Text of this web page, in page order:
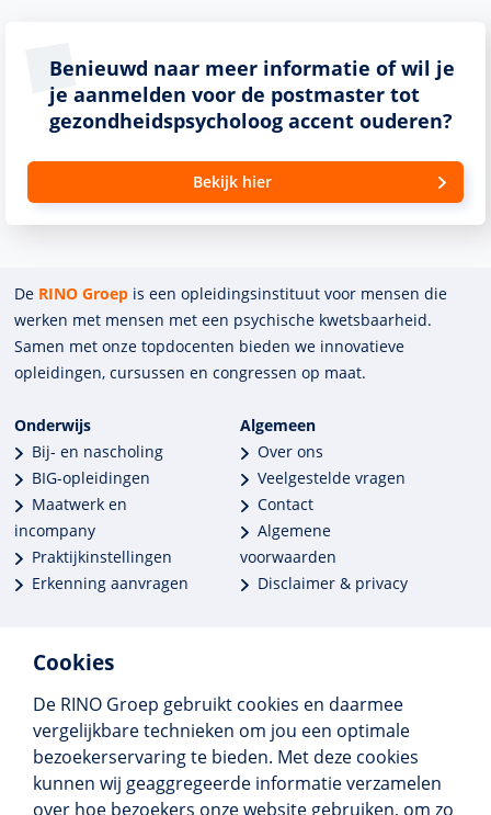
Cookies
De RINO Groep gebruikt cookies en daarmee
vergelijkbare technieken om jou een optimale
bezoekerservaring te bieden. Met deze cookies
kunnen wij geaggregeerde informatie verzamelen
over hoe bezoekers onze website gebruiken, om zo
Benieuwd naar meer informatie of wil je
je aanmelden voor de postmaster tot
gezondheidspsycholoog accent ouderen?
Bekijk hier
De RINO Groep is een opleidings­insti­tuut voor mensen die
werken met mensen met een psychische kwets­baar­heid.
Samen met onze top­docenten bieden we innova­tieve
opleidingen, cursussen en congres­sen op maat.
Onderwijs
Bij- en nascholing
BIG-opleidingen
Maatwerk en
incompany
Praktijkinstellingen
Erkenning aanvragen
Algemeen
Over ons
Veelgestelde vragen
Contact
Algemene
voorwaarden
Disclaimer & privacy
Meer dan 250 opleidingen
Alle BIG-opleidingen in huis
Cedeo-erkend en CRKBO-geregistreerd
Gemiddelde beoordeling 8,4